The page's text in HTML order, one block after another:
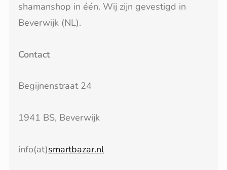
shamanshop in één. Wij zijn gevestigd in
Beverwijk (NL).
Contact
Begijnenstraat 24
1941 BS, Beverwijk
info(at)smartbazar.nl